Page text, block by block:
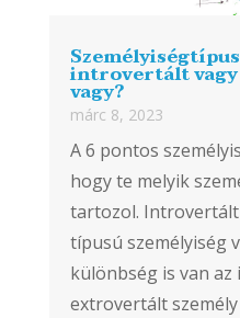
introvertált
vagy?
márc 8, 2023
A 6 pontos
hogy te melyik
tartozol.
típusú személyiség
különbség is van
extrovertált